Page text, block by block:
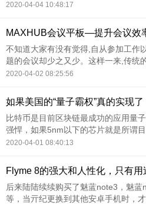
2020-04-04 10:48:17
MAXHUB会议平板—提升会议效
不知道大家有没有觉得,自从参加工作
题的会议却少之又少。这样一来,传统
方式就暴露出了很多不足:无法在页面
2020-04-02 08:25:56
如果美国的“量子霸权”真的实现
比特币是目前区块链最成功的应用量
强悍，如果5nm以下的芯片就是所谓
意味着人类开发的计算机将会在不久
解决问题的办法。
2020-04-01 08:40:13
Flyme 8的强大和人性化，只有用
后来陆陆续续购买了魅蓝note3，魅
等，当亓纪更换到其他安卓手机时，